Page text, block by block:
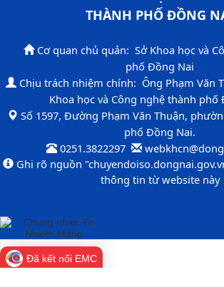
THÀNH PHỐ ĐỒNG
Cơ quan chủ quản: Sở Khoa học và
phố Đồng Nai
Chịu trách nhiệm chính: Ông Phạm Văn
Khoa học và Công nghệ thành phố
​Số 1597, Đường Phạm Văn Thuận,
phố Đồng Nai.​
0251.3822297 ​
​Ghi rõ nguồn
thông tin từ website này​
Đã kết nối EMC